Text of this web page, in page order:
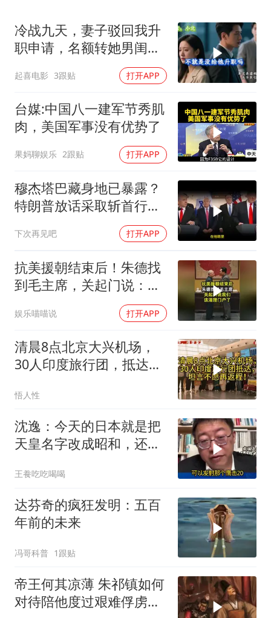
弹药库存告急 美军补货难
总书记关心百姓身边这些民生大事
冷战九天，妻子驳回我升
职申请，名额转她男闺
蜜，我转身办妥1件事
起喜电影 3跟贴 打开APP
台媒:中国八一建军节秀肌
肉，美国军事没有优势了
果妈聊娱乐 2跟贴 打开APP
穆杰塔巴藏身地已暴露？
特朗普放话采取斩首行
动，美军机又被击落
下次再见吧 打开APP
抗美援朝结束后！朱德找
到毛主席，关起门说：我
娱乐喵喵说 打开APP
清晨8点北京大兴机场，
30人印度旅行团，抵达，
悟人性
沈逸：今天的日本就是把
天皇名字改成昭和，还是
王飬吃吃喝喝
达芬奇的疯狂发明：五百
年前的未来
冯哥科普 1跟贴
帝王何其凉薄 朱祁镇如何
对待陪他度过艰难俘虏生